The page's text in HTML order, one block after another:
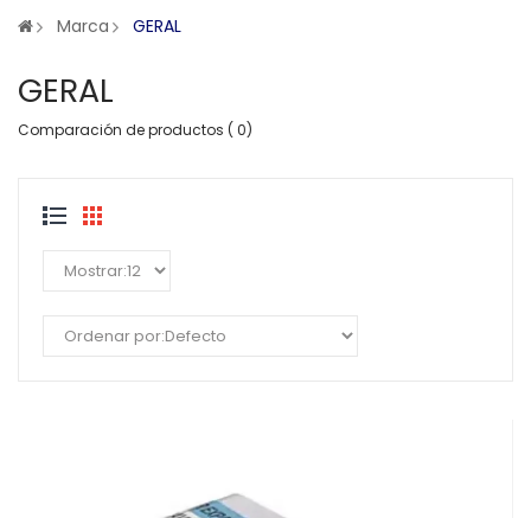
Marca GERAL
GERAL
Comparación de productos ( 0)